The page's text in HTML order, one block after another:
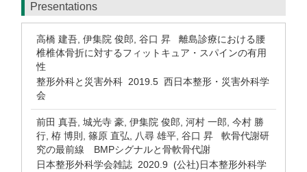
Presentations
高橋 建吾, 伊集院 俊郎, 谷口 昇 離島診療における腰
椎椎体骨折に対するフィットキュア・スパインの有用
性
整形外科と災害外科 2019.5 西日本整形・災害外科学
会
前田 真吾, 城光寺 豪, 伊集院 俊郎, 河村 一郎, 今村 勝
行, 栫 博則, 篠原 直弘, 八尋 雄平, 谷口 昇 軟骨代謝研
究の最前線 BMPシグナルと骨軟骨代謝
日本整形外科学会雑誌 2020.9 (公社)日本整形外科学